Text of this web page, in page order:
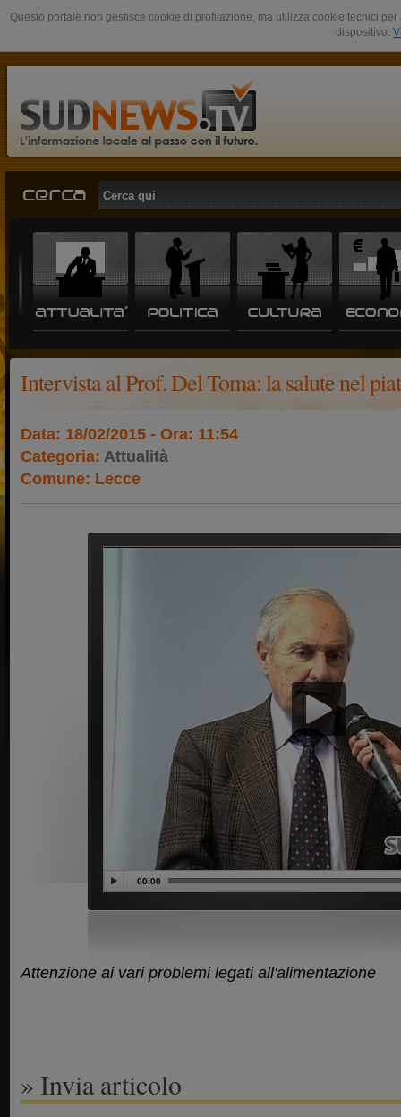
Questo portale non gestisce cookie di profilazione, ma utilizza cookie tecnici
dispositivo.
Intervista al Prof. Del Toma: la salute nel
Data: 18/02/2015 - Ora: 11:54
Categoria: Attualità
Comune: Lecce
00:00
Attenzione ai vari problemi legati all'alimentazione
» Invia articolo